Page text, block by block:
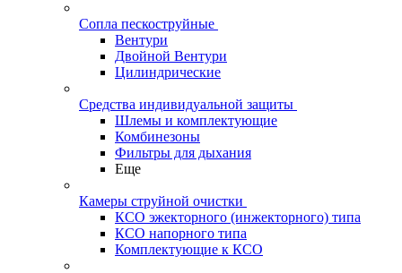
Сопла пескоструйные
Вентури
Двойной Вентури
Цилиндрические
Средства индивидуальной защиты
Шлемы и комплектующие
Комбинезоны
Фильтры для дыхания
Еще
Камеры струйной очистки
КСО эжекторного (инжекторного) типа
КСО напорного типа
Комплектующие к КСО